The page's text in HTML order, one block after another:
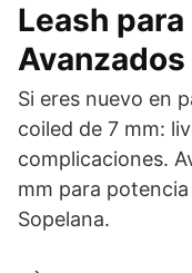
Leash
Avanzados
Si eres nuevo en
coiled de 7 mm:
complicaciones.
mm para
Sopelana.